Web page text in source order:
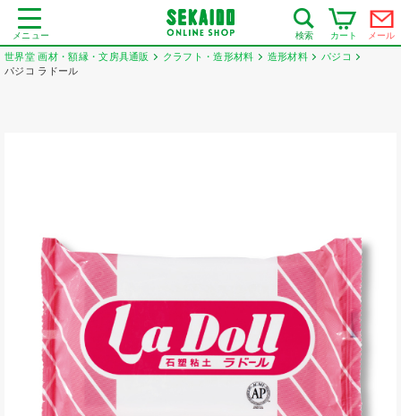
メニュー 検索 カート メール
世界堂 画材・額縁・文房具通販 クラフト・造形材料 造形材料
パジコ
パジコ ラドール